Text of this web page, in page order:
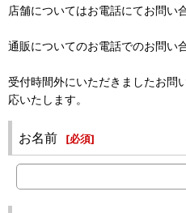
店舗についてはお電話にてお問い
通販についてのお電話でのお問い
受付時間外にいただきましたお問
応いたします。
お名前 [必須]